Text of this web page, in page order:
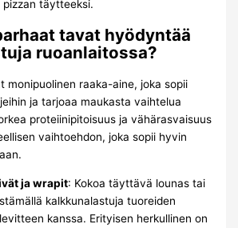
täytteeksi.
tavat hyödyntää
ruoanlaitossa?
monipuolinen raaka-aine, joka sopii
ja tarjoaa maukasta vaihtelua
proteiinipitoisuus ja vähärasvaisuus
vaihtoehdon, joka sopii hyvin
ja wrapit: Kokoa täyttävä lounas tai
kalkkunalastuja tuoreiden
kanssa. Erityisen herkullinen on